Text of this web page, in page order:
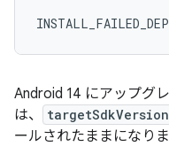
Android 14 にアップグ
は、
targetSdkVersion
ールされたままになりま